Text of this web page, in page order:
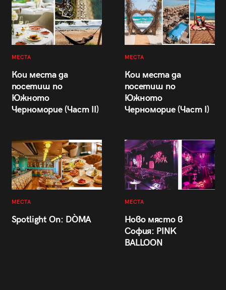
МЕСТА
Кои места да
посетиш по
Южното
Черноморие (Част II)
МЕСТА
Кои места да
посетиш по
Южното
Черноморие (Част I)
МЕСТА
Spotlight On: DÒMA
МЕСТА
Ново място в
София: PINK
BALLOON